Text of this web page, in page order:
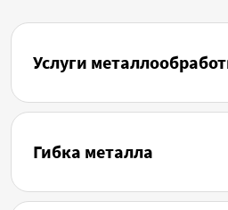
Услуги
Гибка металла